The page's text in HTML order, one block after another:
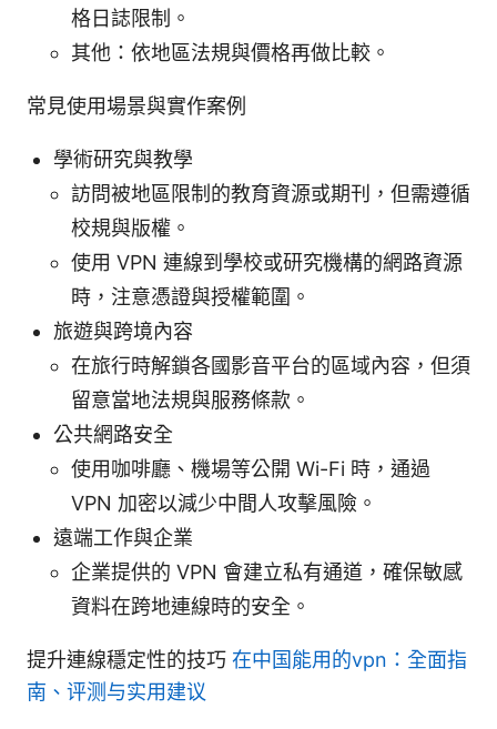
格日誌限制。
其他：依地區法規與價格再做比較。
常見使用場景與實作案例
學術研究與教學
訪問被地區限制的教育資源或期刊，但需遵循
校規與版權。
使用 VPN 連線到學校或研究機構的網路資源
時，注意憑證與授權範圍。
旅遊與跨境內容
在旅行時解鎖各國影音平台的區域內容，但須
留意當地法規與服務條款。
公共網路安全
使用咖啡廳、機場等公開 Wi-Fi 時，通過
VPN 加密以減少中間人攻擊風險。
遠端工作與企業
企業提供的 VPN 會建立私有通道，確保敏感
資料在跨地連線時的安全。
提升連線穩定性的技巧 在中国能用的vpn：全面指
南、评测与实用建议